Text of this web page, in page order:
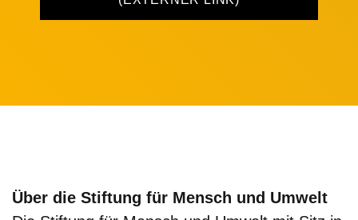
Über die Stiftung für Mensch und Umwelt